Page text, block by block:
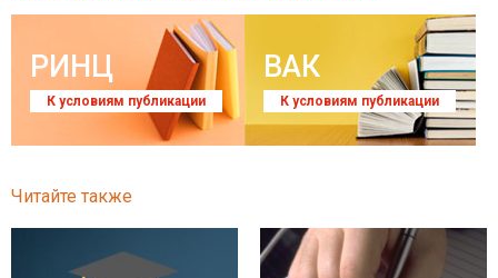
РИНЦ
К условиям публикации
ВАК
К условиям публикации
Читайте также